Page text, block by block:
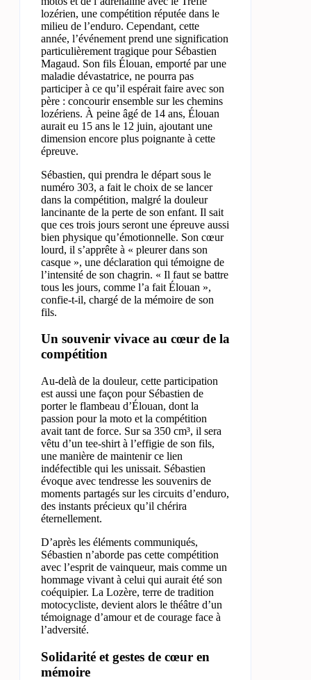
lozérien, une compétition réputée dans le
milieu de l’enduro. Cependant, cette
année, l’événement prend une signification
particulièrement tragique pour Sébastien
Magaud. Son fils Élouan, emporté par une
maladie dévastatrice, ne pourra pas
participer à ce qu’il espérait faire avec son
père : concourir ensemble sur les chemins
lozériens. À peine âgé de 14 ans, Élouan
aurait eu 15 ans le 12 juin, ajoutant une
dimension encore plus poignante à cette
épreuve.
Sébastien, qui prendra le départ sous le
numéro 303, a fait le choix de se lancer
dans la compétition, malgré la douleur
lancinante de la perte de son enfant. Il sait
que ces trois jours seront une épreuve aussi
bien physique qu’émotionnelle. Son cœur
lourd, il s’apprête à « pleurer dans son
casque », une déclaration qui témoigne de
l’intensité de son chagrin. « Il faut se battre
tous les jours, comme l’a fait Élouan »,
confie-t-il, chargé de la mémoire de son
fils.
Un souvenir vivace au cœur de la
compétition
Au-delà de la douleur, cette participation
est aussi une façon pour Sébastien de
porter le flambeau d’Élouan, dont la
passion pour la moto et la compétition
avait tant de force. Sur sa 350 cm³, il sera
vêtu d’un tee-shirt à l’effigie de son fils,
une manière de maintenir ce lien
indéfectible qui les unissait. Sébastien
évoque avec tendresse les souvenirs de
moments partagés sur les circuits d’enduro,
des instants précieux qu’il chérira
éternellement.
D’après les éléments communiqués,
Sébastien n’aborde pas cette compétition
avec l’esprit de vainqueur, mais comme un
hommage vivant à celui qui aurait été son
coéquipier. La Lozère, terre de tradition
motocycliste, devient alors le théâtre d’un
témoignage d’amour et de courage face à
l’adversité.
Solidarité et gestes de cœur en
mémoire